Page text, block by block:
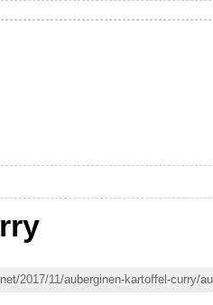
2017/11/auberginen-kartoffel-curry/